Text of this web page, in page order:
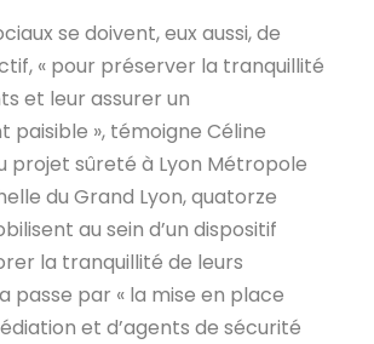
se doivent, eux aussi, de
« pour préserver la tranquillité
et leur assurer un
paisible », témoigne Céline
projet sûreté à Lyon Métropole
du Grand Lyon, quatorze
au sein d’un dispositif
la tranquillité de leurs
passe par « la mise en place
et d’agents de sécurité